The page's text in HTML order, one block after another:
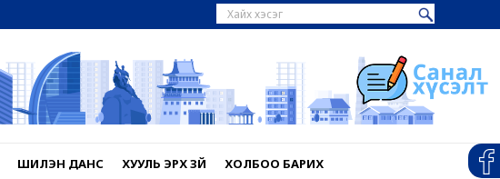
ШИЛЭН ДАНС ХУУЛЬ ЭРХ ЗҮЙ ХОЛБОО БАРИХ